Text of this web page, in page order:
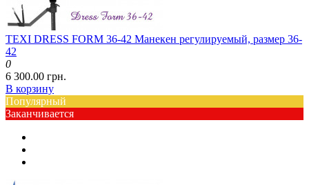
TEXI DRESS FORM 36-42 Манекен регулируемый, размер 36-
42
0
6 300.00 грн.
В корзину
Популярный
Заканчивается